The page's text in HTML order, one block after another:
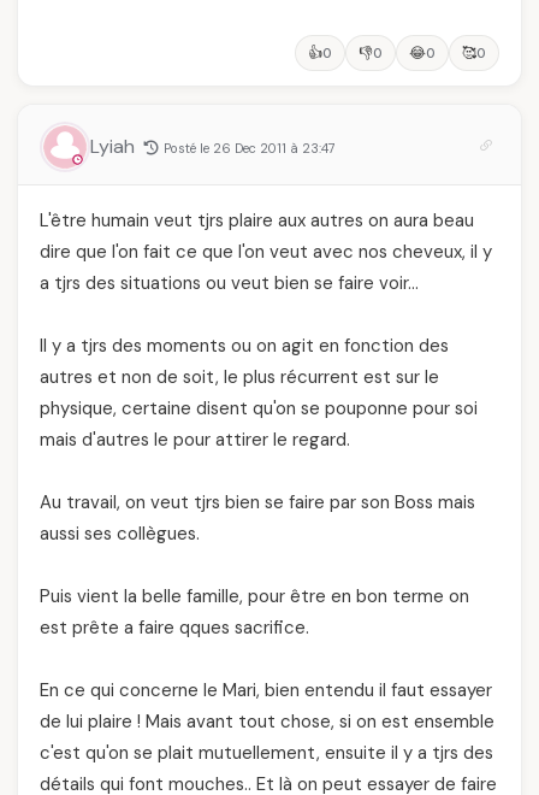
👍0 👎0 😂0 🥰0
Lyiah Posté le 26 Dec 2011 à 23:47
L'être humain veut tjrs plaire aux autres on aura beau
dire que l'on fait ce que l'on veut avec nos cheveux, il y
a tjrs des situations ou veut bien se faire voir…
Il y a tjrs des moments ou on agit en fonction des
autres et non de soit, le plus récurrent est sur le
physique, certaine disent qu'on se pouponne pour soi
mais d'autres le pour attirer le regard.
Au travail, on veut tjrs bien se faire par son Boss mais
aussi ses collègues.
Puis vient la belle famille, pour être en bon terme on
est prête a faire qques sacrifice.
En ce qui concerne le Mari, bien entendu il faut essayer
de lui plaire ! Mais avant tout chose, si on est ensemble
c'est qu'on se plait mutuellement, ensuite il y a tjrs des
détails qui font mouches.. Et là on peut essayer de faire